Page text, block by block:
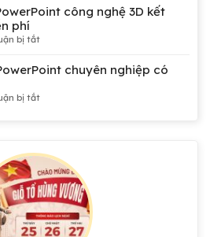
Mẫu
Đảng,
đoàn,
tranh
cổ
động
đẹp
công nghệ 3D kết
phí
bị tắtở
Hình
hợp
Dots
miễn
phí
chuyên nghiệp có
bị tắtở
chuyên
nghiệp
có
hiệu
ứng
đẹp